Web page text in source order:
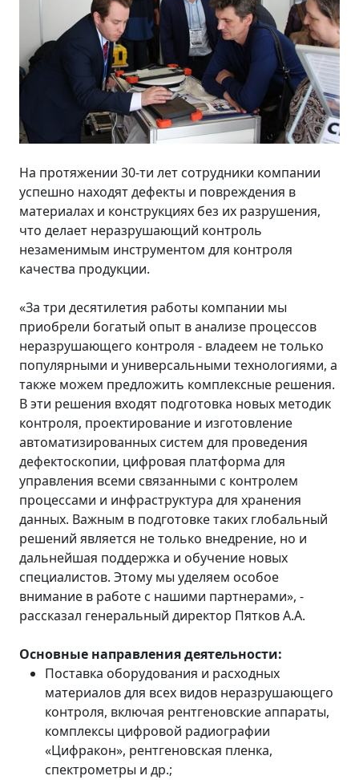
На протяжении 30-ти лет сотрудники компании
успешно находят дефекты и повреждения в
материалах и конструкциях без их разрушения,
что делает неразрушающий контроль
незаменимым инструментом для контроля
качества продукции.
«За три десятилетия работы компании мы
приобрели богатый опыт в анализе процессов
неразрушающего контроля - владеем не только
популярными и универсальными технологиями, а
также можем предложить комплексные решения.
В эти решения входят подготовка новых методик
контроля, проектирование и изготовление
автоматизированных систем для проведения
дефектоскопии, цифровая платформа для
управления всеми связанными с контролем
процессами и инфраструктура для хранения
данных. Важным в подготовке таких глобальный
решений является не только внедрение, но и
дальнейшая поддержка и обучение новых
специалистов. Этому мы уделяем особое
внимание в работе с нашими партнерами», -
рассказал генеральный директор Пятков А.А.
Основные направления деятельности:
Поставка оборудования и расходных
материалов для всех видов неразрушающего
контроля, включая рентгеновские аппараты,
комплексы цифровой радиографии
«Цифракон», рентгеновская пленка,
спектрометры и др.;